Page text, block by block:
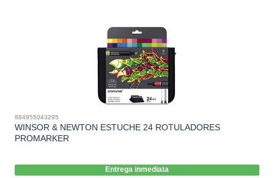
884955043295
WINSOR & NEWTON ESTUCHE 24 ROTULADORES
PROMARKER
Entrega inmediata